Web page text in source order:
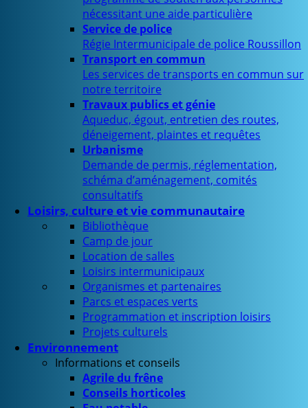
nécessitant une aide particulière
Service de police
Régie Intermunicipale de police Roussillon
Transport en commun
Les services de transports en commun sur
notre territoire
Travaux publics et génie
Aqueduc, égout, entretien des routes,
déneigement, plaintes et requêtes
Urbanisme
Demande de permis, réglementation,
schéma d’aménagement, comités
consultatifs
Loisirs, culture et vie communautaire
Bibliothèque
Camp de jour
Location de salles
Loisirs intermunicipaux
Organismes et partenaires
Parcs et espaces verts
Programmation et inscription loisirs
Projets culturels
Environnement
Informations et conseils
Agrile du frêne
Conseils horticoles